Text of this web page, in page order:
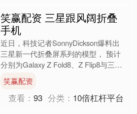
笑赢配资 三星跟风阔折叠
手机
近日，科技记者SonnyDickson爆料出
三星新一代折叠屏系列的模型， 预计
分别为Galaxy Z Fold8、Z Flip8与三星
首款阔折叠手机名为Gala....
笑赢配资
查看：93 分类： 10倍杠杆平台